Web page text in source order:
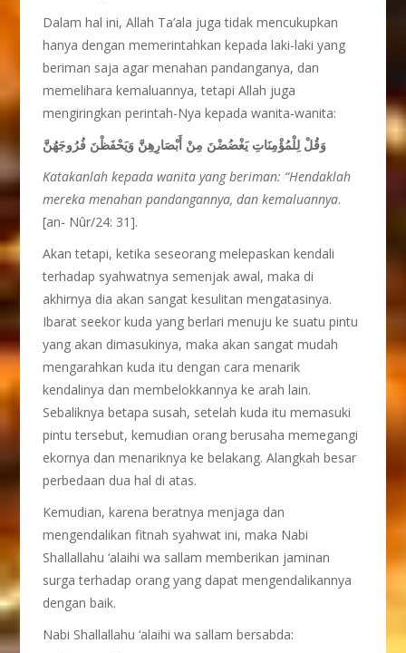
Dalam hal ini, Allah Ta’ala juga tidak mencukupkan
hanya dengan memerintahkan kepada laki-laki yang
beriman saja agar menahan pandanganya, dan
memelihara kemaluannya, tetapi Allah juga
mengiringkan perintah-Nya kepada wanita-wanita:
وَقُلْ لِلْمُؤْمِنَاتِ يَغْضُضْنَ مِنْ أَبْصَارِهِنَّ وَيَحْفَظْنَ فُرُوجَهُنَّ
Katakanlah kepada wanita yang beriman: “Hendaklah
mereka menahan pandangannya, dan kemaluannya.
[an- Nûr/24: 31].
Akan tetapi, ketika seseorang melepaskan kendali
terhadap syahwatnya semenjak awal, maka di
akhirnya dia akan sangat kesulitan mengatasinya.
Ibarat seekor kuda yang berlari menuju ke suatu pintu
yang akan dimasukinya, maka akan sangat mudah
mengarahkan kuda itu dengan cara menarik
kendalinya dan membelokkannya ke arah lain.
Sebaliknya betapa susah, setelah kuda itu memasuki
pintu tersebut, kemudian orang berusaha memegangi
ekornya dan menariknya ke belakang. Alangkah besar
perbedaan dua hal di atas.
Kemudian, karena beratnya menjaga dan
mengendalikan fitnah syahwat ini, maka Nabi
Shallallahu ‘alaihi wa sallam memberikan jaminan
surga terhadap orang yang dapat mengendalikannya
dengan baik.
Nabi Shallallahu ‘alaihi wa sallam bersabda: